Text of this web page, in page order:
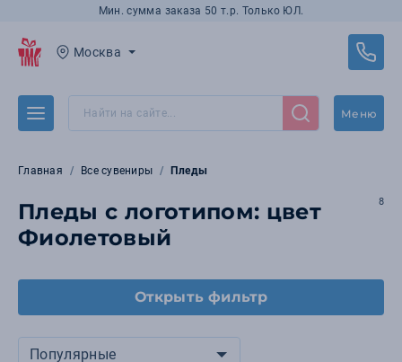
Мин. сумма заказа 50 т.р. Только ЮЛ.
Москва
Меню
Главная Все сувениры Пледы
Пледы с логотипом: цвет
Фиолетовый
8
Открыть фильтр
Популярные